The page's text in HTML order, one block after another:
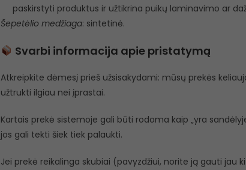
paskirstyti produktus ir užtikrina puikų laminavimo ar
Šepetėlio medžiaga: sintetinė.
Svarbi informacija apie pristatymą
Atkreipkite dėmesį prieš užsisakydami: mūsų prekės
užtrukti ilgiau nei įprastai.
Kartais prekė sistemoje gali būti rodoma kaip „yra
jos gali tekti šiek tiek palaukti.
Jei prekė reikalinga skubiai (pavyzdžiui, norite ją gauti jau